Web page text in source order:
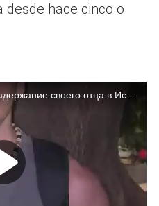
desde hace cinco o